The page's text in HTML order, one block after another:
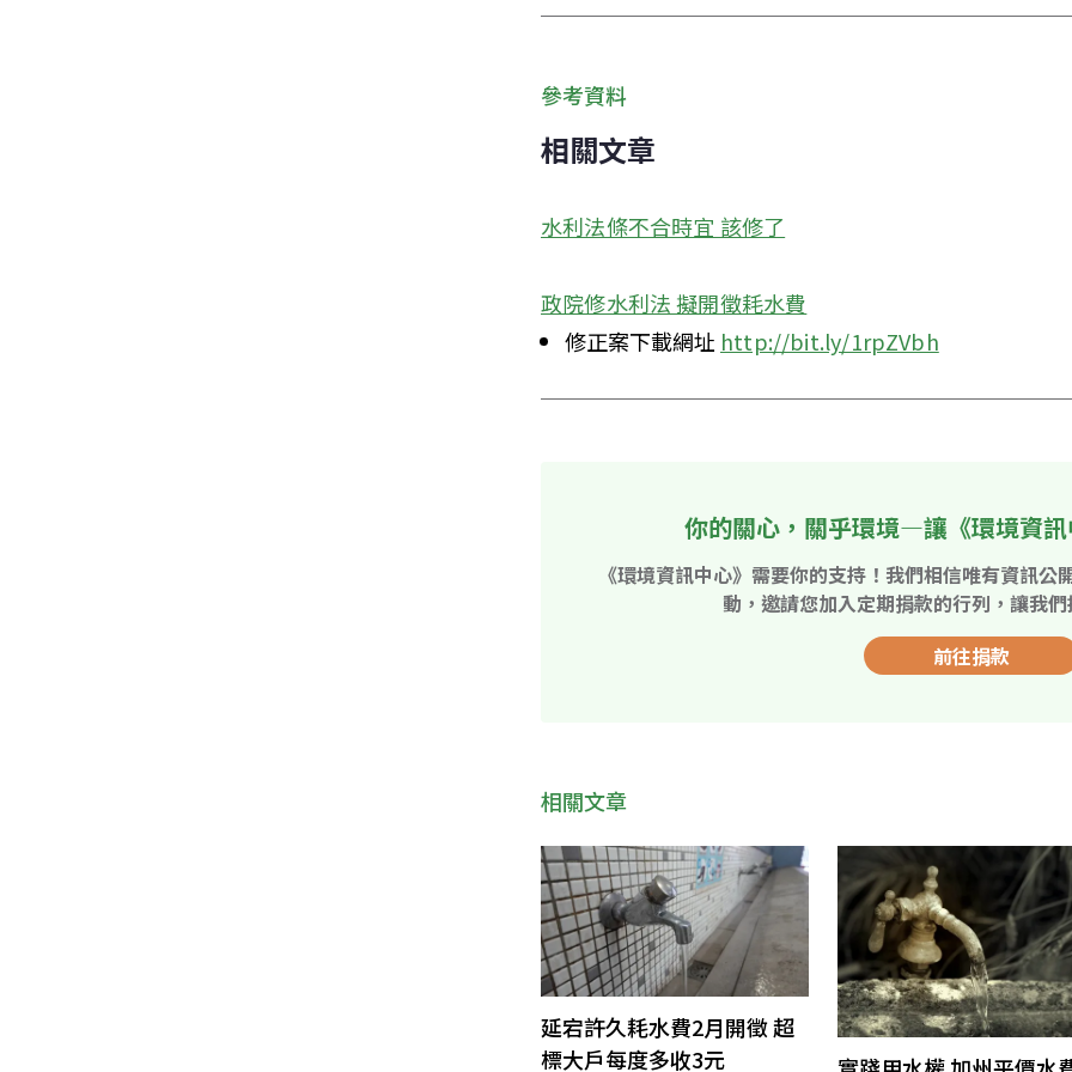
參考資料
相關文章
水利法條不合時宜 該修了
政院修水利法 擬開徵耗水費
修正案下載網址 http://bit.ly/1rpZVbh
你的關心，關乎環境—讓《環境資
《環境資訊中心》需要你的支持！我們相信唯有資訊
動，邀請您加入定期捐款的行列，讓我們
前往捐款
相關文章
延宕許久耗水費2月開徵 超
標大戶每度多收3元